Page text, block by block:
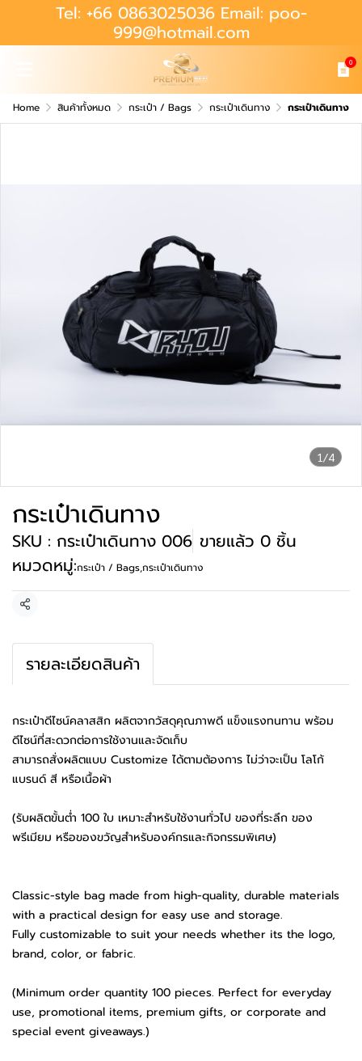
Tel: +66 0863025036 Email: poo-
999@hotmail.com
0
Home สินค้าทั้งหมด กระเป๋า / Bags กระเป๋าเดินทาง กระเป๋าเดินทาง
1/4
กระเป๋าเดินทาง
SKU : กระเป๋าเดินทาง 006 ขายแล้ว 0 ชิ้น
หมวดหมู่:กระเป๋า / Bags,กระเป๋าเดินทาง
แชร์
รายละเอียดสินค้า
กระเป๋าดีไซน์คลาสสิก ผลิตจากวัสดุคุณภาพดี แข็งแรงทนทาน พร้อม
ดีไซน์ที่สะดวกต่อการใช้งานและจัดเก็บ
สามารถสั่งผลิตแบบ Customize ได้ตามต้องการ ไม่ว่าจะเป็น โลโก้
แบรนด์ สี หรือเนื้อผ้า
(รับผลิตขั้นต่ำ 100 ใบ เหมาะสำหรับใช้งานทั่วไป ของที่ระลึก ของ
พรีเมียม หรือของขวัญสำหรับองค์กรและกิจกรรมพิเศษ)
Classic-style bag made from high-quality, durable materials
with a practical design for easy use and storage.
Fully customizable to suit your needs whether its the logo,
brand, color, or fabric.
(Minimum order quantity 100 pieces. Perfect for everyday
use, promotional items, premium gifts, or corporate and
special event giveaways.)